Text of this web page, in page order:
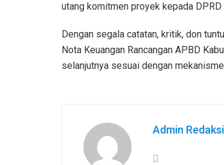
utang komitmen proyek kepada
Dengan segala catatan, kritik, don
Nota Keuangan Rancangan APBD
selanjutnya sesuai dengan
Admin Redaksi